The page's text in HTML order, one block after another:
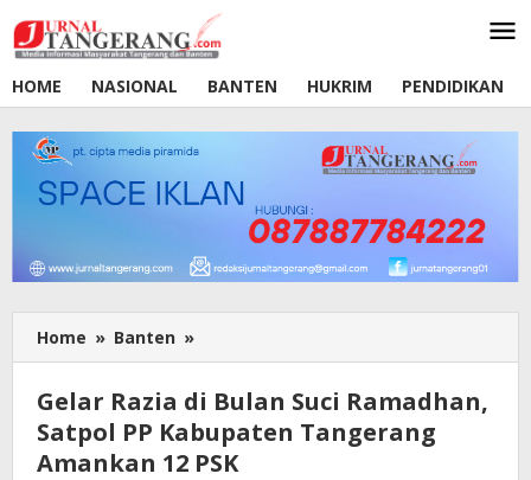
ke
konten
HOME
NASIONAL BANTEN HUKRIM PENDIDIKAN
Home » Banten »
Razia
Bulan
Suci
Ramadhan,
Gelar Razia di Bulan Suci Ramadhan,
Satpol PP Kabupaten Tangerang
Amankan 12 PSK